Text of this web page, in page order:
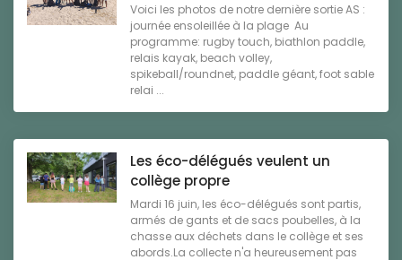
Voici les photos de notre dernière sortie AS :
journée ensoleillée à la plage Au
programme: rugby touch, biathlon paddle,
relais kayak, beach volley,
spikeball/roundnet, paddle géant, foot sable
relai ...
Les éco-délégués veulent un
collège propre
Mardi 16 juin, les éco-délégués sont partis,
armés de gants et de sacs poubelles, à la
chasse aux déchets dans le collège et ses
abords.La collecte n'a heureusement pas